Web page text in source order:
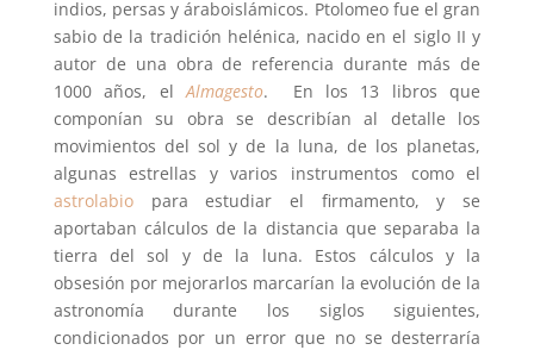
indios, persas y áraboislámicos. Ptolomeo fue el gran
sabio de la tradición helénica, nacido en el siglo II y
autor de una obra de referencia durante más de
1000 años, elAlmagesto. En los 13 libros que
componían su obra se describían al detalle los
movimientos del sol y de la luna, de los planetas,
algunas estrellas y varios instrumentos como el
astrolabiopara estudiar el firmamento, y se
aportaban cálculos de la distancia que separaba la
tierra del sol y de la luna. Estos cálculos y la
obsesión por mejorarlos marcarían la evolución de la
astronomía durante los siglos siguientes,
condicionados por un error que no se desterraría